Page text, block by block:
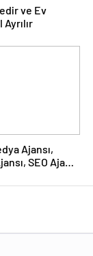
ve Ev
SEO Ajansı